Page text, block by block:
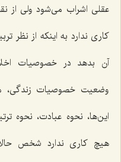
عقلی اشراب می‌شود ولی از
کاری ندارد به اینکه از نظر
آن بدهد در خصوصیات
وضعیت‌ خصوصیات زندگی،
این‌ها، نحوه عبادت، نحوه
هیچ کاری ندارد شخص